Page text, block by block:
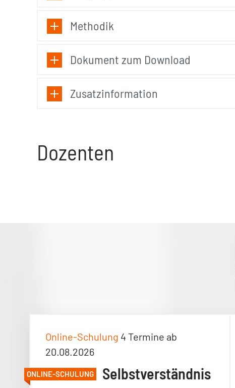
Methodik
Dokument zum Download
Zusatzinformation
Dozenten
Online-Schulung 4 Termine ab
20.08.2026
ONLINE-SCHULUNG
Selbstverständnis